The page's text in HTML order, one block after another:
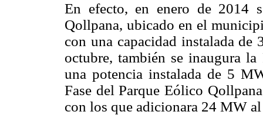
En efecto, en enero de 2014
Qollpana, ubicado en el
con una capacidad instalada de
octubre, también se inaugura
una potencia instalada de 5
Fase del Parque Eólico
con los que adicionara 24 MW